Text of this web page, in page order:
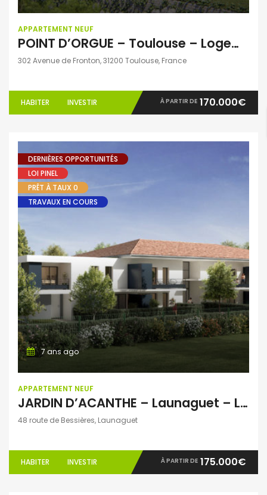
APPARTEMENT NEUF
POINT D’ORGUE – Toulouse – Logements du T2 au T3
302 Avenue de Fronton, 31200 Toulouse, France
HABITER INVESTIR À PARTIR DE 170.000€
DERNIÈRES OPPORTUNITÉS
LOI PINEL
PRÊT À TAUX 0
TRAVAUX EN COURS
7 ans ago
APPARTEMENT NEUF
JARDIN D’ACANTHE – Launaguet – Logement du T2 au T4
48 route de Bessières, Launaguet
HABITER INVESTIR À PARTIR DE 175.000€